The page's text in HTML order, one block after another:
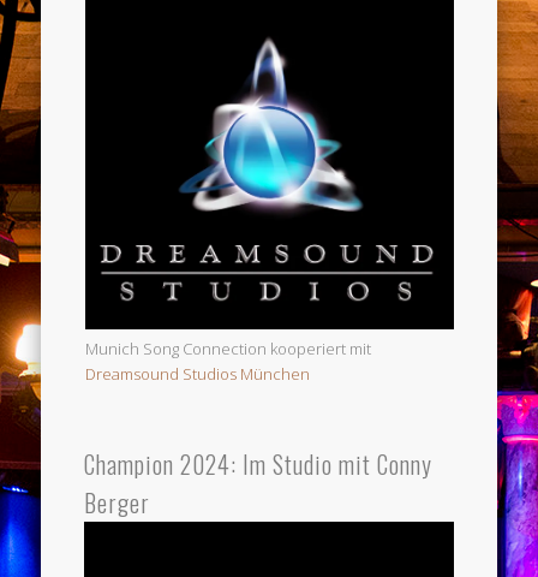
Munich Song Connection kooperiert mit
Dreamsound Studios München
Champion 2024: Im Studio mit Conny
Berger